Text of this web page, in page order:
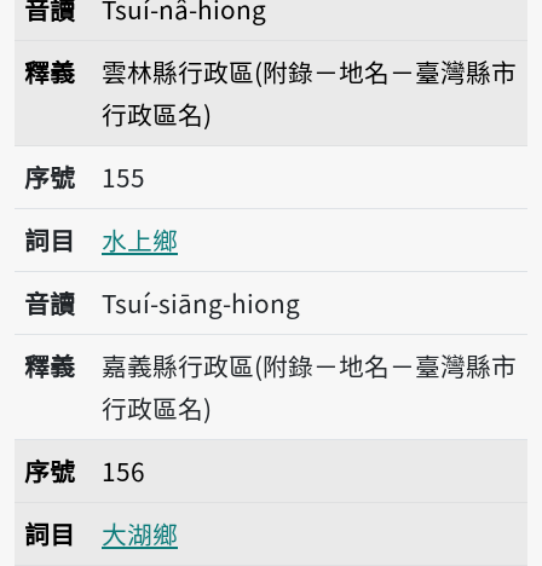
音讀
Tsuí-nâ-hiong
釋義
雲林縣行政區(附錄－地名－臺灣縣市
行政區名)
序號155水上鄉
序號
155
詞目
水上鄉
音讀
Tsuí-siāng-hiong
釋義
嘉義縣行政區(附錄－地名－臺灣縣市
行政區名)
序號156大湖鄉
序號
156
詞目
大湖鄉